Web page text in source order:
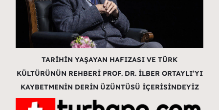
TARİHİN YAŞAYAN HAFIZASI VE TÜRK
KÜLTÜRÜNÜN REHBERİ PROF. DR. İLBER ORTAYLI’YI
KAYBETMENİN DERİN ÜZÜNTÜSÜ İÇERİSİNDEYİZ